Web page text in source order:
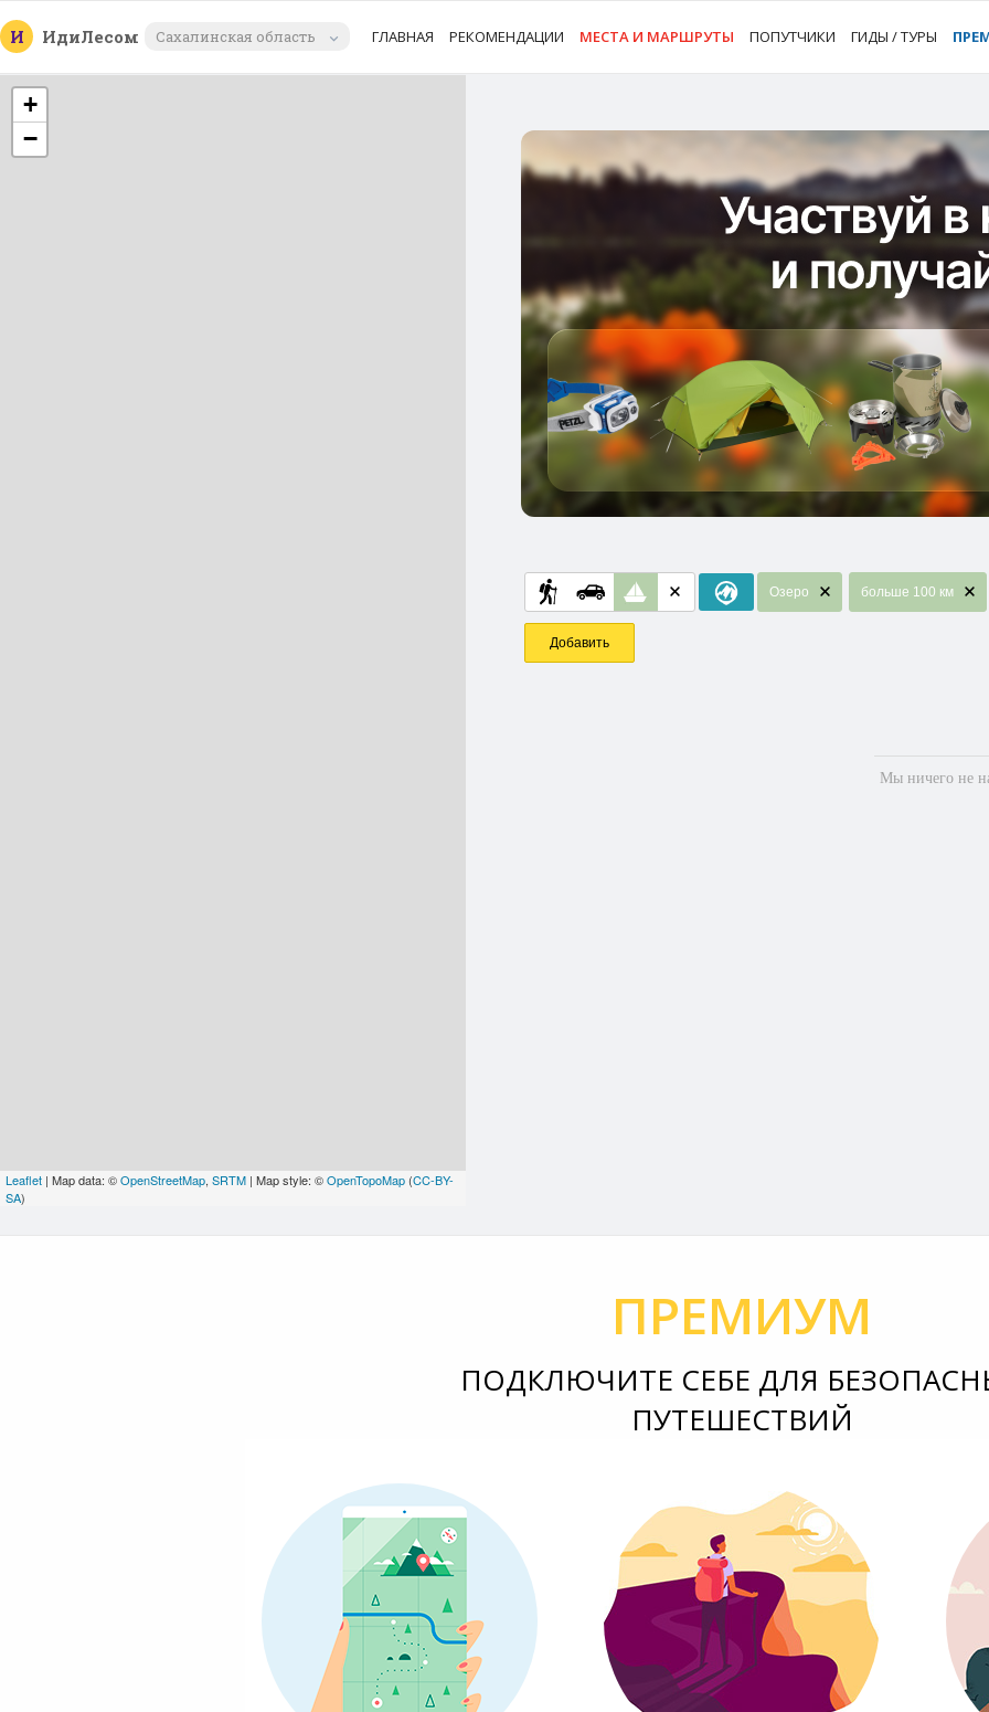
И ИдиЛесом Сахалинская область ГЛАВНАЯ РЕКОМЕНДАЦИИ МЕСТА И МАРШРУТЫ ПОПУТЧИКИ ГИДЫ / ТУРЫ
+
−
Leaflet | Map data: ©OpenStreetMap, SRTM | Map style: ©OpenTopoMap (CC-BY-
SA)
Озеро больше 100 км
Добавить
Мы ничего не
ПРЕМИУМ
ПОДКЛЮЧИТЕ СЕБЕ ДЛЯ
ПУТЕШЕСТВИЙ